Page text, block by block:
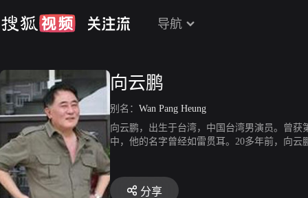
导航
向云鹏
别名： Wan Pang Heung
向云鹏，出生于台湾，中国台湾男演员。曾
中，他的名字曾经如雷贯耳。20多年前，向
分享